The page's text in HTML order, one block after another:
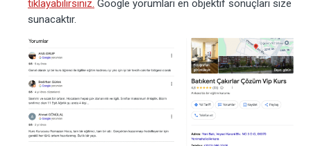
tıklayabilirsiniz. Google yorumları en objektif sonuçları size
sunacaktır.